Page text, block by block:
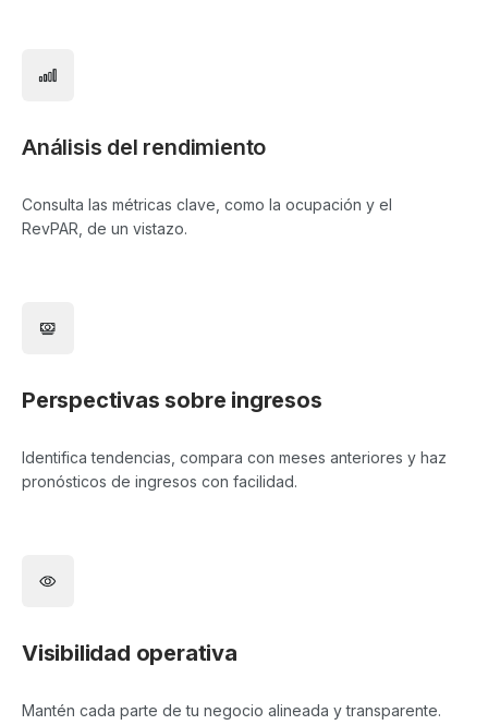
Análisis del rendimiento
Consulta las métricas clave, como la ocupación y el
RevPAR, de un vistazo.
Perspectivas sobre ingresos
Identifica tendencias, compara con meses anteriores y haz
pronósticos de ingresos con facilidad.
Visibilidad operativa
Mantén cada parte de tu negocio alineada y transparente.